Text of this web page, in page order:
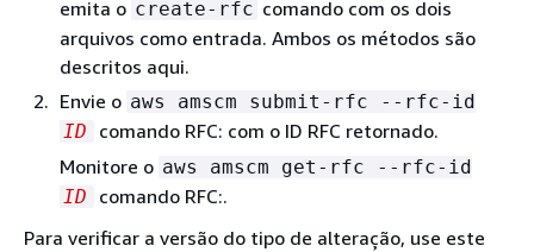
emita o create-rfc comando com os dois
arquivos como entrada. Ambos os métodos são
descritos aqui.
Envie o aws amscm submit-rfc --rfc-id
ID
comando RFC: com o ID RFC retornado.
Monitore o aws amscm get-rfc --rfc-id
ID
comando RFC:.
Para verificar a versão do tipo de alteração, use este